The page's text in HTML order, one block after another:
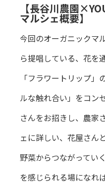
【長谷川農園
マルシェ概要】
今回のオーガニックマ
ら提唱している、花を
「フラワートリップ
ルな触れ合い」をコン
さんをお招きし、農家
ェに詳しい、花屋さん
野菜からつながってい
を感じられる場になれ